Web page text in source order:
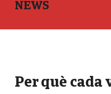
NEWS
Per què cada